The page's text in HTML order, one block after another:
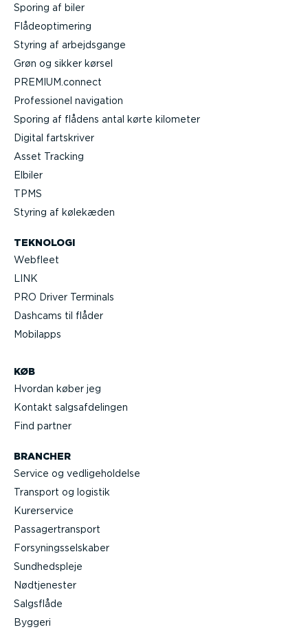
Sporing af biler
Flåde­op­ti­mering
Styring af arbejds­gange
Grøn og sikker kørsel
PREMIUM.connect
Profes­sionel navigation
Sporing af flådens antal kørte kilometer
Digital fartskriver
Asset Tracking
Elbiler
TPMS
Styring af kølekæden
TEKNOLOGI
Webfleet
LINK
PRO Driver Terminals
Dashcams til flåder
Mobilapps
KØB
Hvordan køber jeg
Kontakt salgs­af­de­lingen
Find partner
BRANCHER
Service og vedli­ge­hol­delse
Transport og logistik
Kurer­service
Passa­ger­transport
Forsy­nings­sel­skaber
Sundheds­pleje
Nødtje­nester
Salgsflåde
Byggeri